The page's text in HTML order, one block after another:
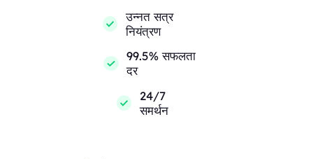
उन्नत सत्र
नियंत्रण
99.5% सफलता
दर
24/7
समर्थन